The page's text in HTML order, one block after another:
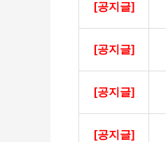
[공지글]
[공지글]
[공지글]
[공지글]